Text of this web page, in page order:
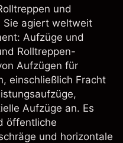
und
Sie agiert weltweit
Aufzüge und
Rolltreppen-
Aufzügen für
einschließlich Fracht
Aufzüge an. Es
öffentliche
und horizontale